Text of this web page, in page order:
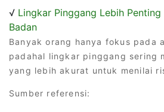
√ Lingkar Pinggang Lebih
Badan
Banyak orang hanya fokus pada
padahal lingkar pinggang sering
yang lebih akurat untuk menilai
Sumber referensi: